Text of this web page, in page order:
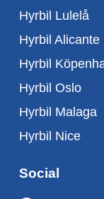
Hyrbil Lulelå
Hyrbil Alicante
Hyrbil
Hyrbil Oslo
Hyrbil Malaga
Hyrbil Nice
Social